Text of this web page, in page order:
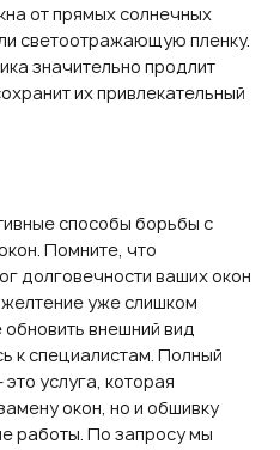
от прямых солнечных
светоотражающую пленку.
значительно продлит
их привлекательный
способы борьбы с
Помните, что
долговечности ваших окон
уже слишком
внешний вид
к специалистам. Полный
это услуга, которая
окон, но и обшивку
работы. По запросу мы